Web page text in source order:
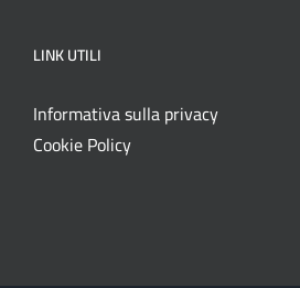
LINK UTILI
Informativa sulla privacy
Cookie Policy